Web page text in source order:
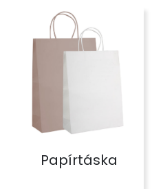
Papírtáska